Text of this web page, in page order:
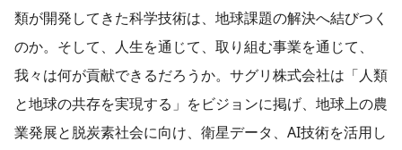
類が開発してきた科学技術は、地球課題の解決へ結びつく
のか。そして、人生を通じて、取り組む事業を通じて、
我々は何が貢献できるだろうか。サグリ株式会社は「人類
と地球の共存を実現する」をビジョンに掲げ、地球上の農
業発展と脱炭素社会に向け、衛星データ、AI技術を活用し